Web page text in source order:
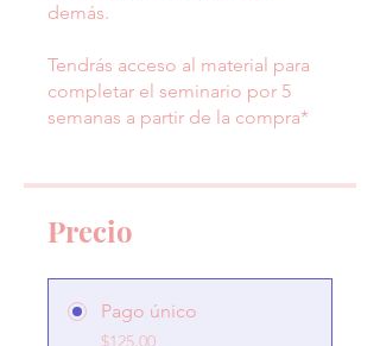
demás.
Tendrás acceso al material para
completar el seminario por 5
semanas a partir de la compra*
Precio
Pago único
$125.00